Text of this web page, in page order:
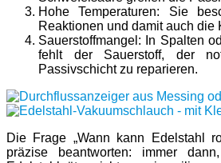
Hohe Temperaturen: Sie
Reaktionen und damit auch die
Sauerstoffmangel: In Spalten
fehlt der Sauerstoff, der
Passivschicht zu reparieren.
Die Frage „Wann kann Edelstahl
präzise beantworten: immer